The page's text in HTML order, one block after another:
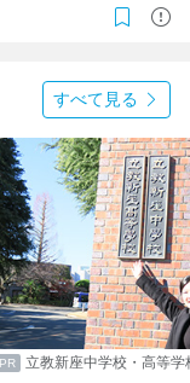
すべて見る
立教新座中学校・高等学